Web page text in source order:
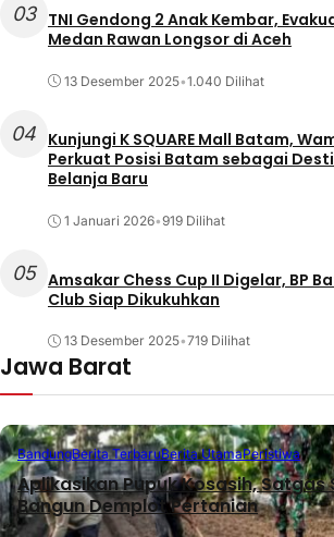
03
TNI Gendong 2 Anak Kembar,
Medan Rawan Longsor di Aceh
13 Desember 2025•1.040 Dilihat
04 Kunjungi K SQUARE Mall Batam,
Perkuat Posisi Batam sebagai
Belanja Baru
1 Januari 2026•919 Dilihat
05 Amsakar Chess Cup II Digelar, BP
Club Siap Dikukuhkan
13 Desember 2025•719 Dilihat
Jawa Barat
BandungBerita TerbaruBerita UtamaPeristiwa
Aplikasikan Pupuk Kosasih, Satgas
Bangun Demplot Pertanian